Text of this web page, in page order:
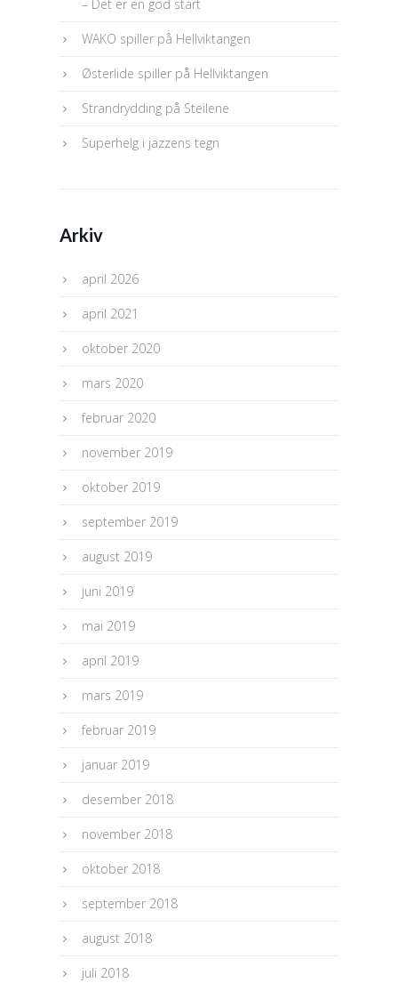
– Det er en god start
WAKO spiller på Hellviktangen
Østerlide spiller på Hellviktangen
Strandrydding på Steilene
Superhelg i jazzens tegn
Arkiv
april 2026
april 2021
oktober 2020
mars 2020
februar 2020
november 2019
oktober 2019
september 2019
august 2019
juni 2019
mai 2019
april 2019
mars 2019
februar 2019
januar 2019
desember 2018
november 2018
oktober 2018
september 2018
august 2018
juli 2018